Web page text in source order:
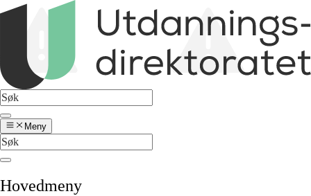
Meny
Hovedmeny